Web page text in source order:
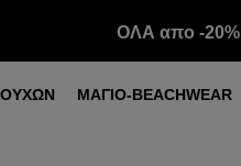
ΟΛΑ απο -20%
ΜΑΓΙΟ-BEACHWEAR